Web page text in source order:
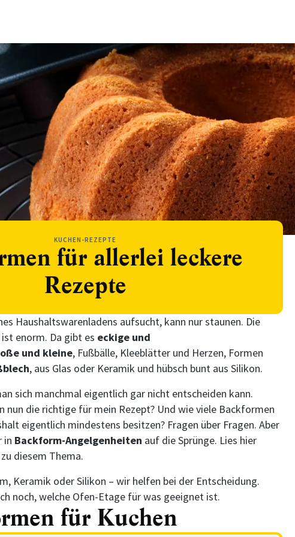
KUCHEN-REZEPTE
für allerlei leckere
Rezepte
Haushaltswarenladens aufsucht, kann nur staunen. Die
ist enorm. Da gibt es eckige und
und kleine, Fußbälle, Kleeblätter und Herzen, Formen
, aus Glas oder Keramik und hübsch bunt aus Silikon.
sich manchmal eigentlich gar nicht entscheiden kann.
nun die richtige für mein Rezept? Und wie viele Backformen
eigentlich mindestens besitzen? Fragen über Fragen. Aber
in Backform-Angelgenheiten auf die Sprünge. Lies hier
zu diesem Thema.
Keramik oder Silikon – wir helfen bei der Entscheidung.
noch, welche Ofen-Etage für was geeignet ist.
für Kuchen